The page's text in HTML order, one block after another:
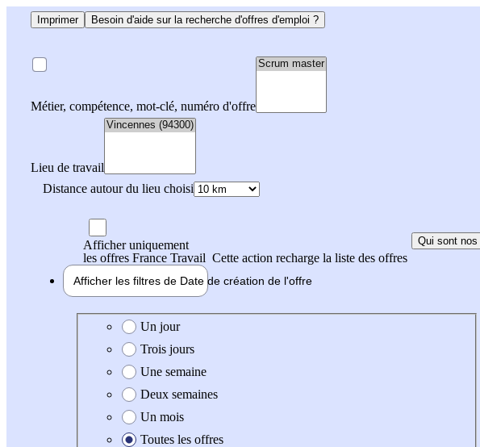
Imprimer Besoin d'aide sur la recherche d'offres d'emploi ?
Métier, compétence, mot-clé, numéro d'offre
Lieu de travail
Distance autour du lieu choisi
Afficher uniquement
les offres France Travail Cette action recharge la liste des offres
Qui sont
Afficher les filtres de Date de création de l'offre
Date de création de l'offre
Un jour
Trois jours
Une semaine
Deux semaines
Un mois
Toutes les offres